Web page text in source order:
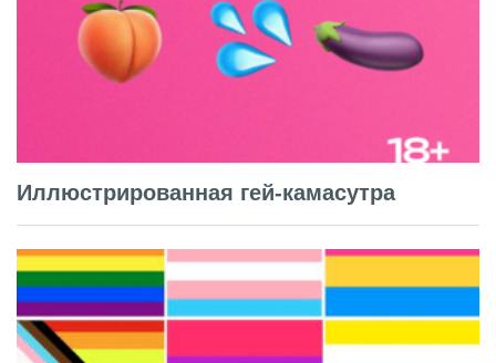
Иллюстрированная гей-камасутра